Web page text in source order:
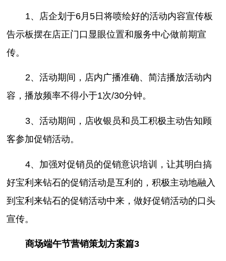
1、店企划于6月5日将喷绘好的活动内容宣传板
告示板摆在店正门口显眼位置和服务中心做前期宣
传。
2、活动期间，店内广播准确、简洁播放活动内
容，播放频率不得小于1次/30分钟。
3、活动期间，店收银员和员工积极主动告知顾
客参加促销活动。
4、加强对促销员的促销意识培训，让其明白搞
好宝利来钻石的促销活动是互利的，积极主动地融入
到宝利来钻石的促销活动中来，做好促销活动的口头
宣传。
商场端午节营销策划方案篇3